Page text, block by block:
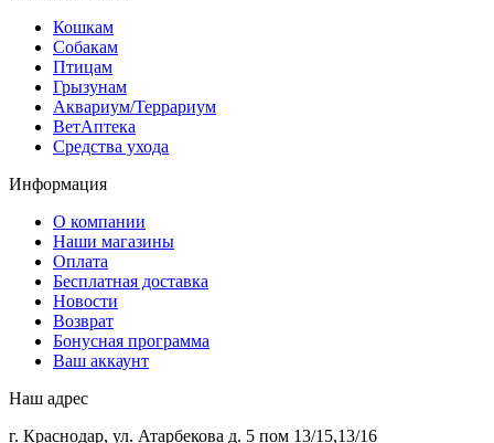
Кошкам
Собакам
Птицам
Грызунам
Аквариум/Террариум
ВетАптека
Средства ухода
Информация
О компании
Наши магазины
Оплата
Бесплатная доставка
Новости
Возврат
Бонусная программа
Ваш аккаунт
Наш адрес
г. Краснодар, ул. Атарбекова д. 5 пом 13/15,13/16